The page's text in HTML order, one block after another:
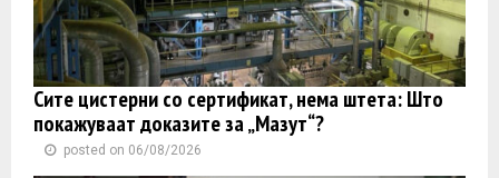
Сите цистерни со сертификат, нема штета: Што
покажуваат доказите за „Мазут“?
posted on 06/08/2026